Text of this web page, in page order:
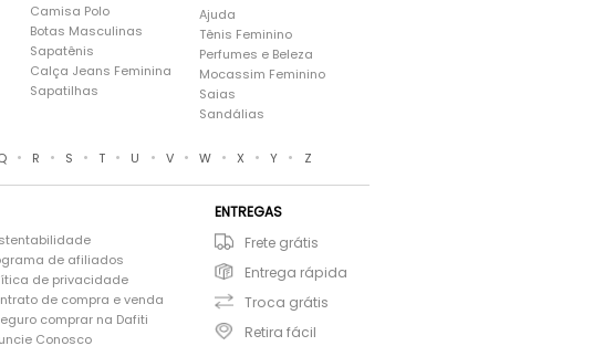
Camisa Polo
Botas Masculinas
Sapatênis
Calça Jeans Feminina
Sapatilhas
Ajuda
Tênis Feminino
Perfumes e Beleza
Mocassim Feminino
Saias
Sandálias
• R • S • T • U • V • W • X • Y • Z
de afiliados
de privacidade
de compra e venda
comprar na Dafiti
Conosco
ENTREGAS
Frete grátis
Entrega rápida
Troca grátis
Retira fácil